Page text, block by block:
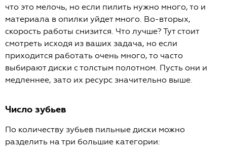
что это мелочь, но если пилить нужно много, то и
материала в опилки уйдет много. Во-вторых,
скорость работы снизится. Что лучше? Тут стоит
смотреть исходя из ваших задача, но если
приходится работать очень много, то часто
выбирают диски с толстым полотном. Пусть они и
медленнее, зато их ресурс значительно выше.
Число зубьев
По количеству зубьев пильные диски можно
разделить на три большие категории: